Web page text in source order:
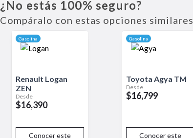
¿No estás 100% seguro?
Compáralo con estas opciones similares
Gasolina
Renault Logan
ZEN
Desde
$16,390
Conocer este
Gasolina
Toyota Agya TM
Desde
$16,799
Conocer este